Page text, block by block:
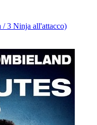
3 Ninja all'attacco)